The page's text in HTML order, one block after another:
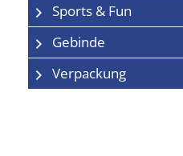
Sports & Fun
Gebinde
Verpackung